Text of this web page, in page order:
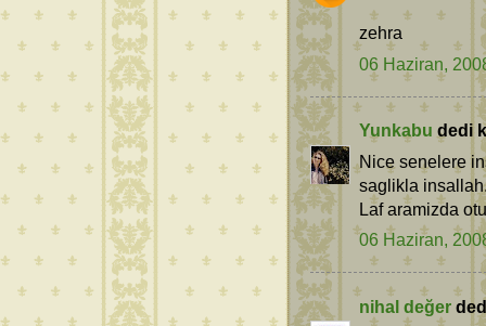
zehra
06 Haziran,
Yunkabu dedi
Nice senelere
saglikla
Laf aramizda
06 Haziran,
nihal değer